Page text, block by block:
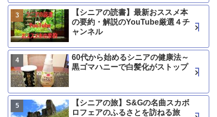
【シニアの読書】最新おススメ本
の要約・解説のYouTube厳選４チ
ャンネル
60代から始めるシニアの健康法～
黒ゴマハニーで白髪化がストップ
【シニアの旅】S&Gの名曲スカボ
ロフェアのふるさとを訪ねる旅